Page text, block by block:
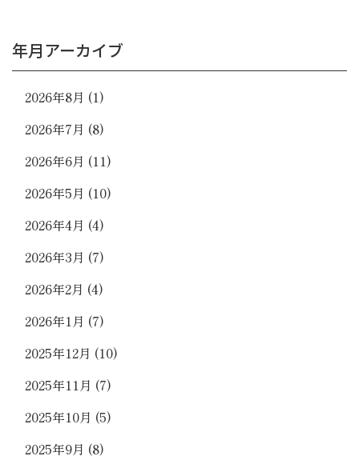
年月アーカイブ
2026年8月 (1)
2026年7月 (8)
2026年6月 (11)
2026年5月 (10)
2026年4月 (4)
2026年3月 (7)
2026年2月 (4)
2026年1月 (7)
2025年12月 (10)
2025年11月 (7)
2025年10月 (5)
2025年9月 (8)